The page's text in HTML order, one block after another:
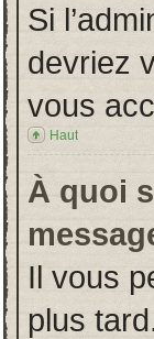
Si
devriez
vous
Haut
À quoi
Il vous
plus